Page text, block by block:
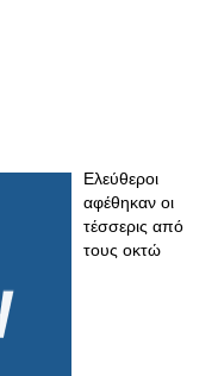
Ελεύθεροι
αφέθηκαν οι
τέσσερις από
τους οκτώ